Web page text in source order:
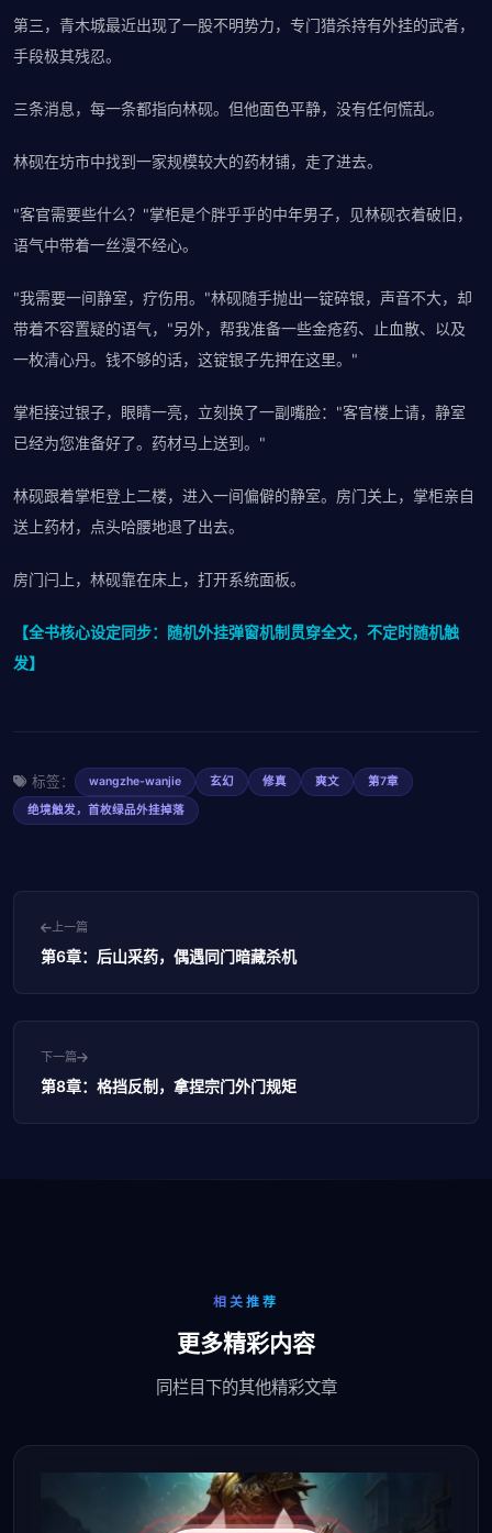
第三，青木城最近出现了一股不明势力，专门猎杀持有外挂的武者，
手段极其残忍。
三条消息，每一条都指向林砚。但他面色平静，没有任何慌乱。
林砚在坊市中找到一家规模较大的药材铺，走了进去。
"客官需要些什么？"掌柜是个胖乎乎的中年男子，见林砚衣着破旧，
语气中带着一丝漫不经心。
"我需要一间静室，疗伤用。"林砚随手抛出一锭碎银，声音不大，却
带着不容置疑的语气，"另外，帮我准备一些金疮药、止血散、以及
一枚清心丹。钱不够的话，这锭银子先押在这里。"
掌柜接过银子，眼睛一亮，立刻换了一副嘴脸："客官楼上请，静室
已经为您准备好了。药材马上送到。"
林砚跟着掌柜登上二楼，进入一间偏僻的静室。房门关上，掌柜亲自
送上药材，点头哈腰地退了出去。
房门闩上，林砚靠在床上，打开系统面板。
【全书核心设定同步：随机外挂弹窗机制贯穿全文，不定时随机触
发】
标签： wangzhe-wanjie 玄幻 修真 爽文
第7章
绝境触发，首枚绿品外挂掉落
上一篇
第6章：后山采药，偶遇同门暗藏杀机
下一篇
第8章：格挡反制，拿捏宗门外门规矩
相关推荐
更多精彩内容
同栏目下的其他精彩文章